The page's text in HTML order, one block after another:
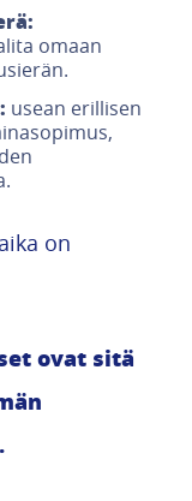
omaan
usean erillisen
on
ovat sitä